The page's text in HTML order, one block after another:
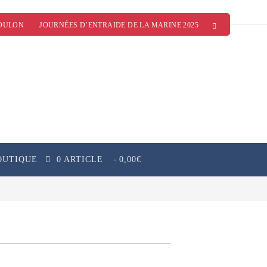
JOURNÉES D’ENTRAIDE DE LA MARINE 2025
0 ARTICLE 0,00€